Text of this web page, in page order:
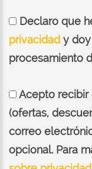
Declaro que
privacidad y
procesamiento
Acepto recibir
(ofertas,
correo
opcional. Para